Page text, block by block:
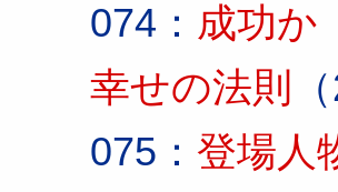
074： 成功か
幸せの法則
075： 登場人